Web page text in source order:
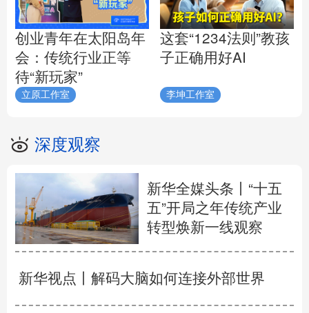
创业青年在太阳岛年
会：传统行业正等
待“新玩家”
立原工作室
这套“1234法则”教孩
子正确用好AI
李坤工作室
深度观察
新华全媒头条丨 “十五
五”开局之年传统产业
转型焕新一线观察
新华视点丨 解码大脑如何连接外部世界